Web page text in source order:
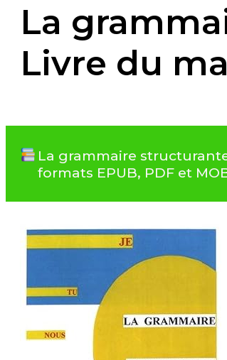
La
Livre du
La grammaire
formats EPUB, PDF et